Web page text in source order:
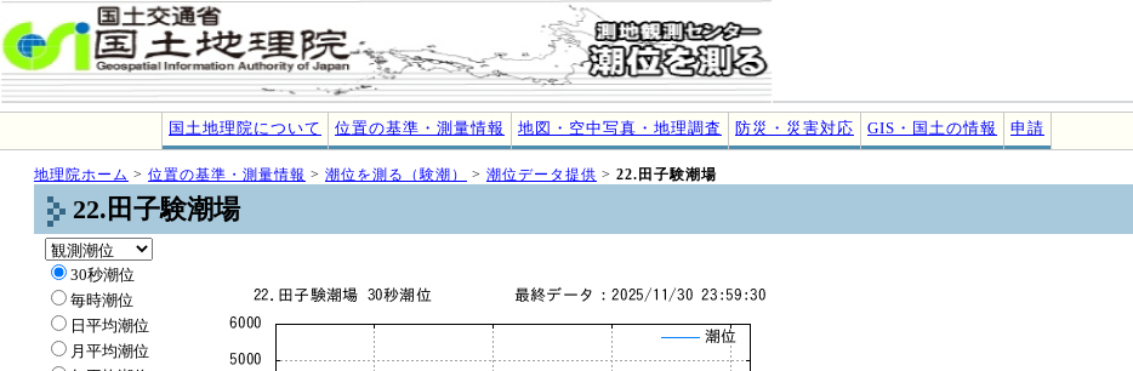
国土地理院について 位置の基準・測量情報 地図・空中写真・地理調査 防災・災害対応 GIS・国土の情報 申請
地理院ホーム > 位置の基準・測量情報 > 潮位を測る（験潮） > 潮位データ提供 > 22.田子験潮場
22.田子験潮場
30秒潮位
毎時潮位
日平均潮位
月平均潮位